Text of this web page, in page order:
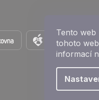
Tento
tohoto
informací